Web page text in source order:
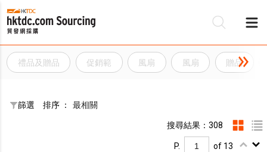
禮品及贈品 促銷範 風扇 風扇 贈品
篩選 排序 ： 最相關
搜尋結果：308
P. of 13